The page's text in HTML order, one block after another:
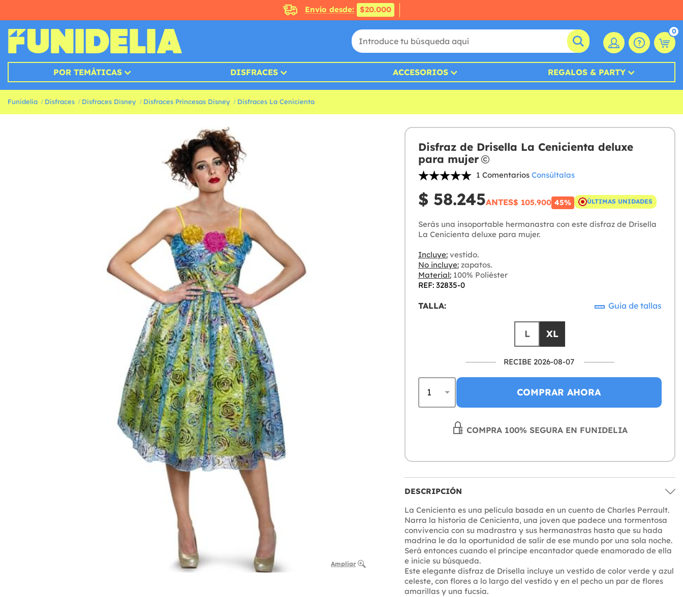
Envío desde: $20.000
0
POR TEMÁTICAS DISFRACES ACCESORIOS REGALOS & PARTY
Funidelia Disfraces Disfraces Disney Disfraces Princesas Disney Disfraces La Cenicienta
Ampliar
Disfraz de Drisella La Cenicienta deluxe
para mujer
1 Comentarios Consúltalas
$ 58.245ANTES$ 105.900 45% ÚLTIMAS UNIDADES
Serás una insoportable hermanastra con este disfraz de Drisella
La Cenicienta deluxe para mujer.
Incluye:vestido.
No incluye:zapatos.
Material:100% Poliéster
REF: 32835-0
TALLA: Guía de tallas
L XL
RECIBE 2026-08-07
COMPRAR AHORA
COMPRA 100% SEGURA EN FUNIDELIA
DESCRIPCIÓN
La Cenicienta es una película basada en un cuento de Charles Perrault.
Narra la historia de Cenicienta, una joven que padece una tormentosa
convivencia con su madrastra y sus hermanastras hasta que su hada
madrina le da la oportunidad de salir de ese mundo por una sola noche.
Será entonces cuando el príncipe encantador quede enamorado de ella
e inicie su búsqueda.
Este elegante disfraz de Drisella incluye un vestido de color verde y azul
celeste, con flores a lo largo del vestido y en el pecho un par de flores
amarillas y una fucsia.